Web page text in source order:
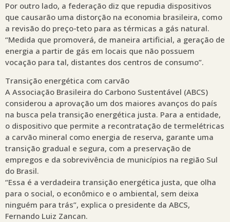
Por outro lado, a federação diz que repudia dispositivos
que causarão uma distorção na economia brasileira, como
a revisão do preço-teto para as térmicas a gás natural.
“Medida que promoverá, de maneira artificial, a geração de
energia a partir de gás em locais que não possuem
vocação para tal, distantes dos centros de consumo”.
Transição energética com carvão
A Associação Brasileira do Carbono Sustentável (ABCS)
considerou a aprovação um dos maiores avanços do país
na busca pela transição energética justa. Para a entidade,
o dispositivo que permite a recontratação de termelétricas
a carvão mineral como energia de reserva, garante uma
transição gradual e segura, com a preservação de
empregos e da sobrevivência de municípios na região Sul
do Brasil.
“Essa é a verdadeira transição energética justa, que olha
para o social, o econômico e o ambiental, sem deixa
ninguém para trás”, explica o presidente da ABCS,
Fernando Luiz Zancan.